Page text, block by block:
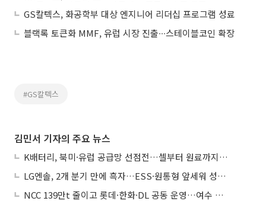
GS칼텍스, 화공학부 대상 엔지니어 리더십 프로그램 성료
블랙록 토큰화 MMF, 유럽 시장 진출∙∙∙스테이블코인 확장
#GS칼텍스
김민서 기자의 주요 뉴스
K배터리, 북미·유럽 공급망 선점전…셀부터 원료까지 현지화
LG엔솔, 2개 분기 만에 흑자…ESS·원통형 앞세워 성장 가속
NCC 139만t 줄이고 롯데·한화·DL 공동 운영…여수 1호 본궤도